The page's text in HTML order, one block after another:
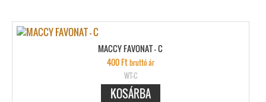
MACCY FAVONAT – C
400Ftbruttó ár
WT-C
KOSÁRBA